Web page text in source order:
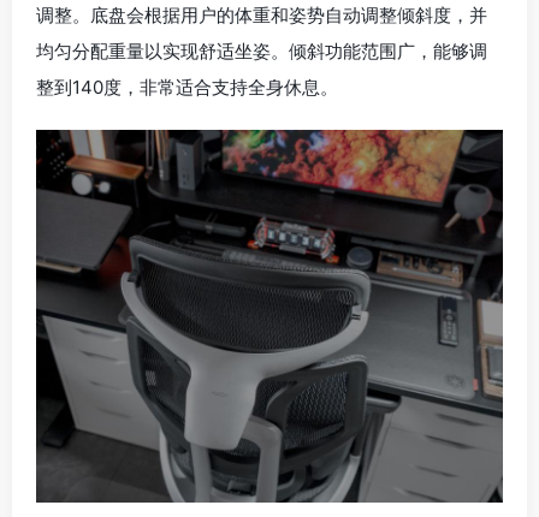
调整。底盘会根据用户的体重和姿势自动调整倾斜度，并
均匀分配重量以实现舒适坐姿。倾斜功能范围广，能够调
整到140度，非常适合支持全身休息。